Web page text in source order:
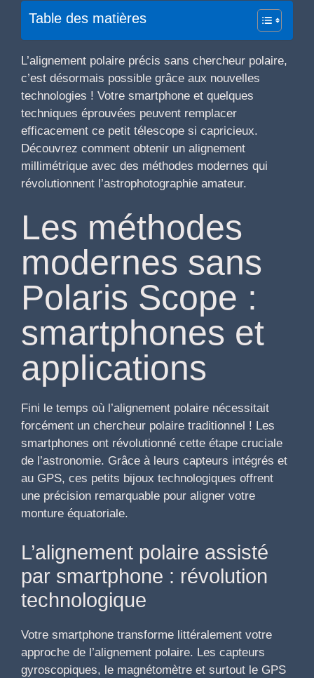
Table des matières
L’alignement polaire précis sans chercheur polaire,
c’est désormais possible grâce aux nouvelles
technologies ! Votre smartphone et quelques
techniques éprouvées peuvent remplacer
efficacement ce petit télescope si capricieux.
Découvrez comment obtenir un alignement
millimétrique avec des méthodes modernes qui
révolutionnent l’astrophotographie amateur.
Les méthodes
modernes sans
Polaris Scope :
smartphones et
applications
Fini le temps où l’alignement polaire nécessitait
forcément un chercheur polaire traditionnel ! Les
smartphones ont révolutionné cette étape cruciale
de l’astronomie. Grâce à leurs capteurs intégrés et
au GPS, ces petits bijoux technologiques offrent
une précision remarquable pour aligner votre
monture équatoriale.
L’alignement polaire assisté
par smartphone : révolution
technologique
Votre smartphone transforme littéralement votre
approche de l’alignement polaire. Les capteurs
gyroscopiques, le magnétomètre et surtout le GPS